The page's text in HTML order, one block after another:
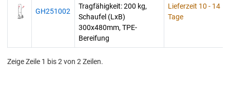
GH251002
Tragfähigkeit: 200 kg,
Schaufel (LxB)
300x480mm, TPE-
Bereifung
Lieferzeit 10 - 14
Tage
Zeige Zeile 1 bis 2 von 2 Zeilen.